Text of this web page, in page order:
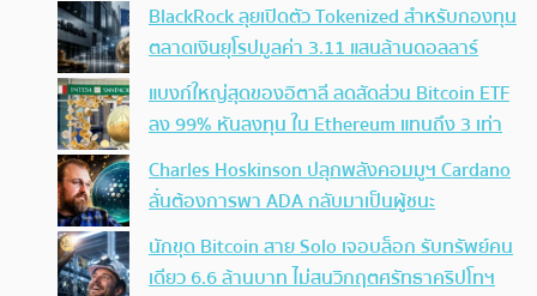
BlackRock ลุยเปิดตัว Tokenized สำหรับกองทุน
ตลาดเงินยุโรปมูลค่า 3.11 แสนล้านดอลลาร์
แบงก์ใหญ่สุดของอิตาลี ลดสัดส่วน Bitcoin ETF
ลง 99% หันลงทุน ใน Ethereum แทนถึง 3 เท่า
Charles Hoskinson ปลุกพลังคอมมูฯ Cardano
ลั่นต้องการพา ADA กลับมาเป็นผู้ชนะ
นักขุด Bitcoin สาย Solo เจอบล็อก รับทรัพย์คน
เดียว 6.6 ล้านบาท ไม่สนวิกฤตศรัทธาคริปโทฯ